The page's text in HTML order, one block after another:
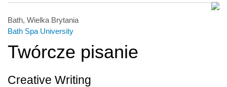
Bath, Wielka Brytania
Bath Spa University
Twórcze pisanie
Creative Writing